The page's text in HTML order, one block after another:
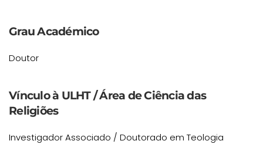
Grau Académico
Doutor
Vínculo à ULHT / Área de Ciência das
Religiões
Investigador Associado / Doutorado em Teologia